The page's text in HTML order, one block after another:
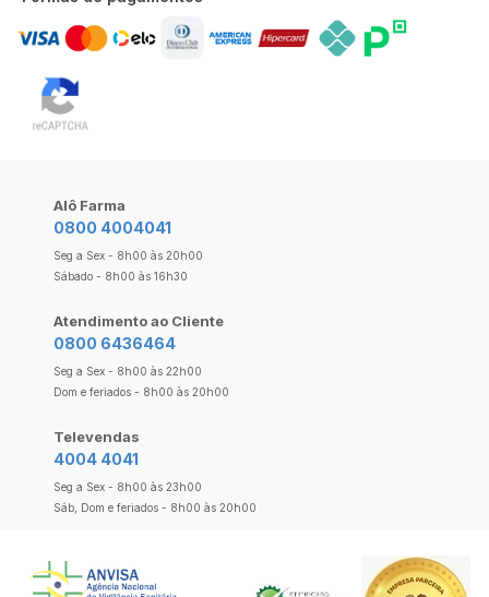
Alô Farma
0800 4004041
Seg a Sex - 8h00 às 20h00
Sábado - 8h00 às 16h30
Atendimento ao Cliente
0800 6436464
Seg a Sex - 8h00 às 22h00
Dom e feriados - 8h00 às 20h00
Televendas
4004 4041
Seg a Sex - 8h00 às 23h00
Sáb, Dom e feriados - 8h00 às 20h00